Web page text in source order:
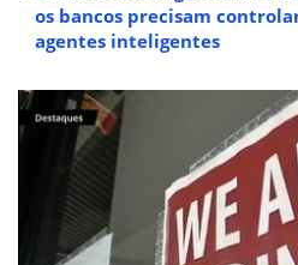
os bancos precisam
agentes inteligentes